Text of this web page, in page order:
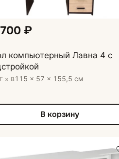
₽
компьютерный Лавна 4 с
× В115 × 57 × 155,5 см
В корзину